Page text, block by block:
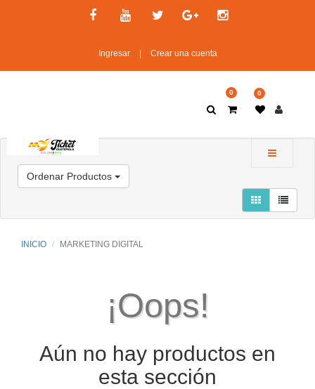
Ingresar Crear una cuenta
0 0
Ordenar Productos
INICIO MARKETING DIGITAL
¡Oops!
Aún no hay productos en
esta sección